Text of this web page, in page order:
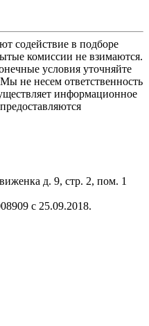
содействие в подборе
комиссии не взимаются.
условия уточняйте
не несем ответственность
информационное
д. 9, стр. 2, пом. 1
с 25.09.2018.